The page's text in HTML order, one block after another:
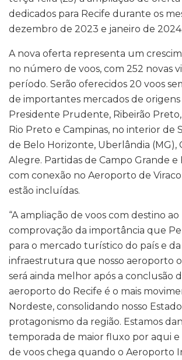
dedicados para Recife durante os
dezembro de 2023 e janeiro de 2024.
A nova oferta representa um
no número de voos, com 252 novas
período. Serão oferecidos 20 voos
de importantes mercados de origens
Presidente Prudente, Ribeirão Preto,
Rio Preto e Campinas, no interior de
de Belo Horizonte, Uberlândia (MG),
Alegre. Partidas de Campo Grande e
com conexão no Aeroporto de
estão incluídas.
“A ampliação de voos com destino ao
comprovação da importância que
para o mercado turístico do país e
infraestrutura que nosso aeroporto
será ainda melhor após a conclusão
aeroporto do Recife é o mais
Nordeste, consolidando nosso
protagonismo da região. Estamos
temporada de maior fluxo por aqui e
de voos chega quando o Aeroporto